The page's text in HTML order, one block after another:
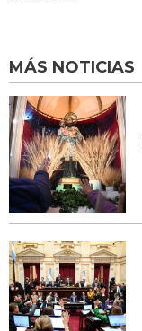
MÁS NOTICIAS